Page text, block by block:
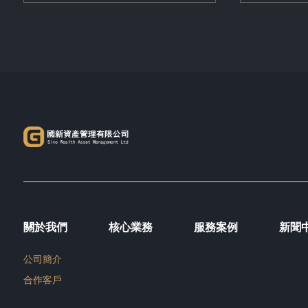
關於我們
公司簡介
合作客戶
核心業務 服務案例 新聞